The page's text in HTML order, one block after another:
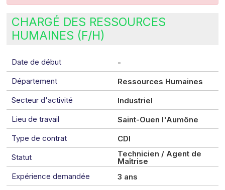
CHARGÉ DES RESSOURCES
HUMAINES (F/H)
Date de début
-
Département
Ressources Humaines
Secteur d'activité
Industriel
Lieu de travail
Saint-Ouen l'Aumône
Type de contrat
CDI
Statut
Technicien / Agent de
Maîtrise
Expérience demandée
3 ans